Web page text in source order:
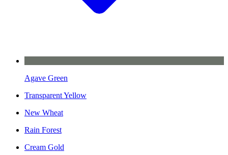
Agave Green
Transparent Yellow
New Wheat
Rain Forest
Cream Gold